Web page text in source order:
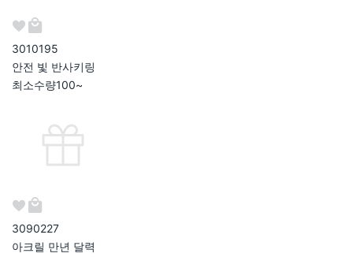
3010195
안전 빛 반사키링
최소수량100~
3090227
아크릴 만년 달력